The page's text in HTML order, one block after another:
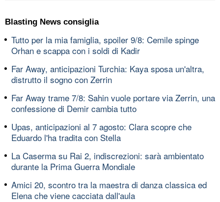
Blasting News consiglia
Tutto per la mia famiglia, spoiler 9/8: Cemile spinge
Orhan e scappa con i soldi di Kadir
Far Away, anticipazioni Turchia: Kaya sposa un'altra,
distrutto il sogno con Zerrin
Far Away trame 7/8: Sahin vuole portare via Zerrin, una
confessione di Demir cambia tutto
Upas, anticipazioni al 7 agosto: Clara scopre che
Eduardo l'ha tradita con Stella
La Caserma su Rai 2, indiscrezioni: sarà ambientato
durante la Prima Guerra Mondiale
Amici 20, scontro tra la maestra di danza classica ed
Elena che viene cacciata dall'aula